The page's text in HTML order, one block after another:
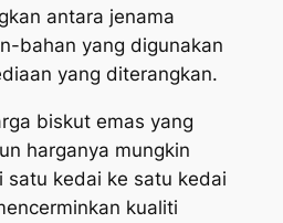
antara jenama
bahan yang digunakan
yang diterangkan.
biskut emas yang
harganya mungkin
kedai ke satu kedai
kualiti